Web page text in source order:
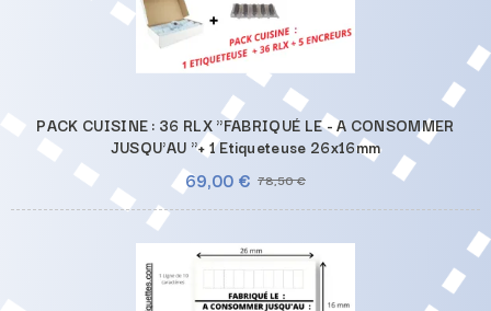
PACK CUISINE : 36 RLX "FABRIQUÉ LE - A CONSOMMER
JUSQU'AU "+ 1 Etiqueteuse 26x16mm
69,00 € 78,50 €